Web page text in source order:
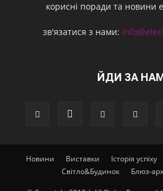
корисні поради та новини
зв'язатися з нами:
ЙДИ ЗА
Новини Виставки Історія успіху
Світло&Будинок
Блюз-